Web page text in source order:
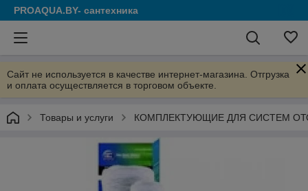
PROAQUA.BY- сантехника
Сайт не используется в качестве интернет-магазина. Отгрузка
и оплата осуществляется в торговом объекте.
Товары и услуги КОМПЛЕКТУЮЩИЕ ДЛЯ СИСТЕМ